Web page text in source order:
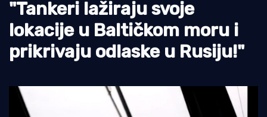
Ribolov
Ekologija
Tradicija i kultura
"Tankeri lažiraju svoje
lokacije u Baltičkom moru i
prikrivaju odlaske u Rusiju!"